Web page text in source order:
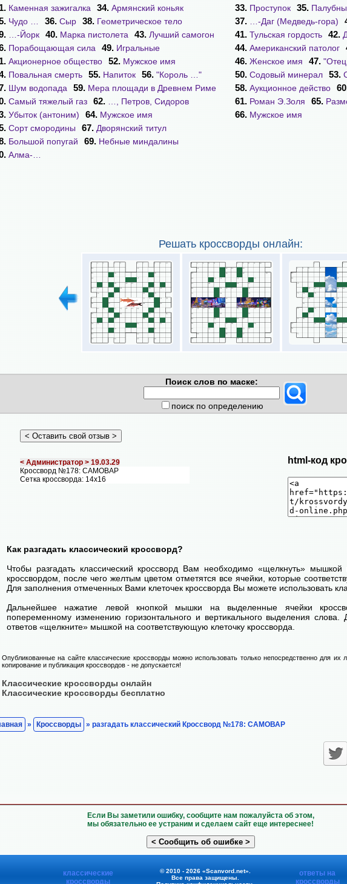
Каменная зажигалка 34. Армянский коньяк
Чудо … 36. Сыр 38. Геометрическое тело
…-Йорк 40. Марка пистолета 43. Лучший самогон
Порабощающая сила 49. Игральные
Акционерное общество 52. Мужское имя
Повальная смерть 55. Напиток 56. "Король …"
Шум водопада 59. Мера площади в Древнем Риме
Самый тяжелый газ 62. …, Петров, Сидоров
Убыток (антоним) 64. Мужское имя
Сорт смородины 67. Дворянский титул
Большой попугай 69. Небные миндалины
Алма-…
33. Проступок 35.
37. …-Даг (Медведь-гора)
41. Тульская гордость 42.
44. Американский патолог
46. Женское имя 47.
50. Содовый минерал 53.
58. Аукционное действо
61. Роман Э.Золя 65.
66. Мужское имя
Решать кроссворды онлайн:
Поиск слов по маске:
поиск по определению
< Администратор > 19.03.29
Кроссворд №178: САМОВАР
Сетка кроссворда: 14х16
html-код
Как разгадать классический кроссворд?
Чтобы разгадать классический кроссворд Вам необходимо «щелкнуть»
кроссвордом, после чего желтым цветом отметятся все ячейки, которые
Для заполнения отмеченных Вами клеточек кроссворда Вы можете использовать
Дальнейшее нажатие левой кнопкой мышки на выделенные ячейки
попеременному изменению горизонтального и вертикального выделения слова.
ответов «щелкните» мышкой на соответствующую клеточку кроссворда.
Опубликованные на сайте классические кроссворды можно использовать только непосредственно для их
копирование и публикация кроссвордов - не допускается!
Классические кроссворды онлайн
Классические кроссворды бесплатно
» Кроссворды » разгадать классический Кроссворд №178: САМОВАР
Если Вы заметили ошибку, сообщите нам пожалуйста об этом,
мы обязательно ее устраним и сделаем сайт еще интереснее!
классические
кроссворды
© 2010 - 2026 «Scanvord.net».
Все права защищены.
ответы на
кроссворды